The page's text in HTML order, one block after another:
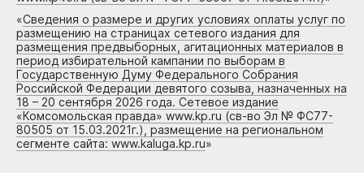
«Сведения о размере и других условиях оплаты услуг по
размещению на страницах сетевого издания для
размещения предвыборных, агитационных материалов в
период избирательной кампании по выборам в
Государственную Думу Федерального Собрания
Российской Федерации девятого созыва, назначенных на
18 – 20 сентября 2026 года. Сетевое издание
«Комсомольская правда» www.kp.ru (св-во Эл № ФС77-
80505 от 15.03.2021г.), размещение на региональном
сегменте сайта: www.kaluga.kp.ru»